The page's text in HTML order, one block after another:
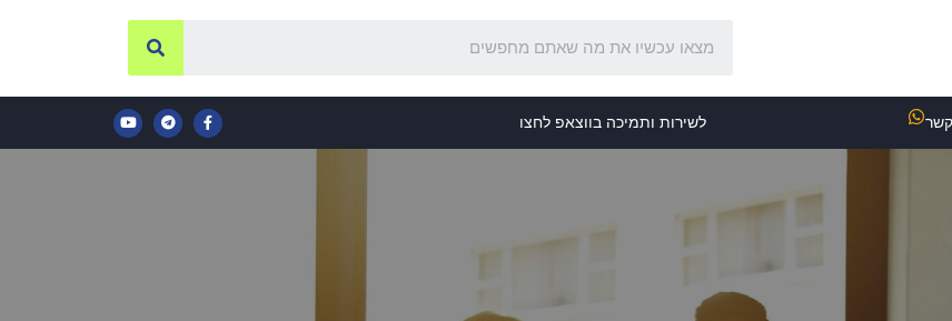
לשירות ותמיכה בווצאפ לחצו